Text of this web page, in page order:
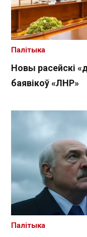
Новы расейскі
баявікоў «ЛНР»
Палітыка
Палітыка